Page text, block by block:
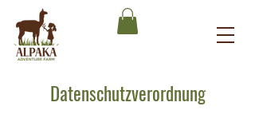
Datenschutzverordnung